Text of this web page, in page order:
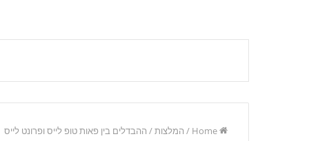
/ המלצות/ ההבדלים בין פאות טופ לייס ופרונט לייס